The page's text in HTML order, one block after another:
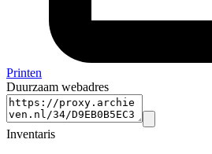
Printen
Duurzaam webadres
Inventaris